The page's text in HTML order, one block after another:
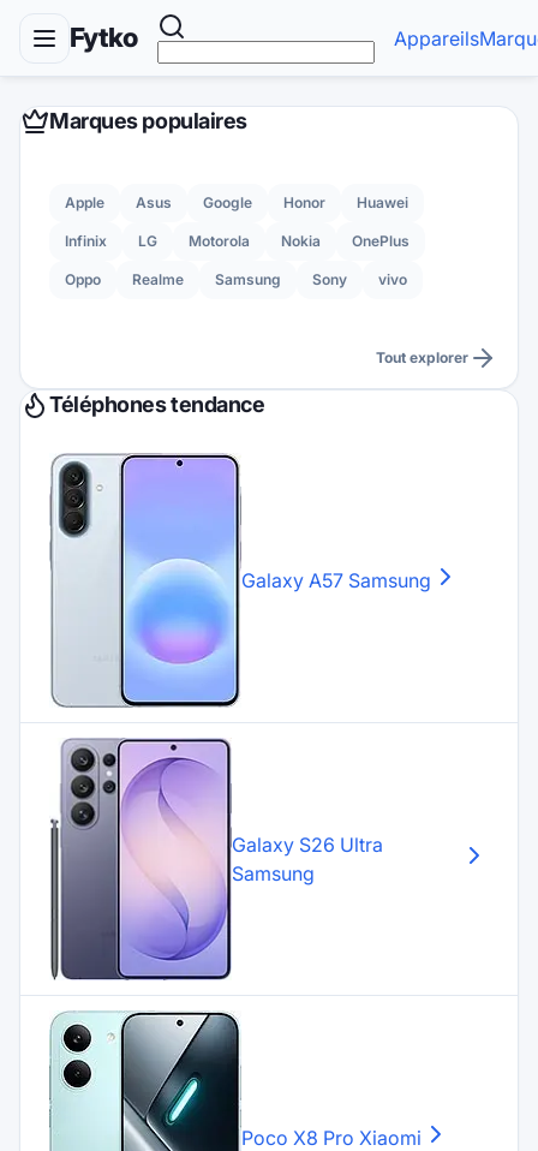
Fytko Appareils
Marques populaires
Apple Asus Google Honor Huawei
Infinix LG Motorola Nokia OnePlus
Oppo Realme Samsung Sony vivo
Tout explorer
Téléphones tendance
Galaxy A57 Samsung
Galaxy S26 Ultra
Samsung
Poco X8 Pro Xiaomi